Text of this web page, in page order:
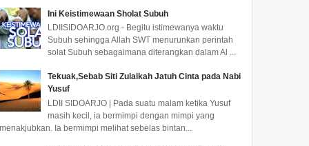
Ini Keistimewaan Sholat Subuh
LDIISIDOARJO.org - Begitu istimewanya waktu
Subuh sehingga Allah SWT menurunkan perintah
solat Subuh sebagaimana diterangkan dalam Al ...
Tekuak,Sebab Siti Zulaikah Jatuh Cinta pada Nabi
Yusuf
LDII SIDOARJO | Pada suatu malam ketika Yusuf
masih kecil, ia bermimpi dengan mimpi yang
menakjubkan. Ia bermimpi melihat sebelas bintan...